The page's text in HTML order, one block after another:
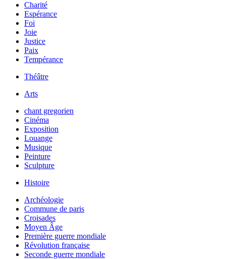
Charité
Espérance
Foi
Joie
Justice
Paix
Tempérance
Théâtre
Arts
chant gregorien
Cinéma
Exposition
Louange
Musique
Peinture
Sculpture
Histoire
Archéologie
Commune de paris
Croisades
Moyen Âge
Première guerre mondiale
Révolution française
Seconde guerre mondiale